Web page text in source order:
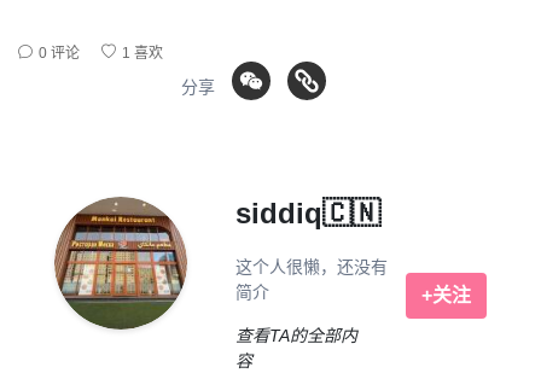
0 评论 1 喜欢
分享
siddiq🇨🇳
这个人很懒，还没有
简介
查看TA的全部内
容
+关注